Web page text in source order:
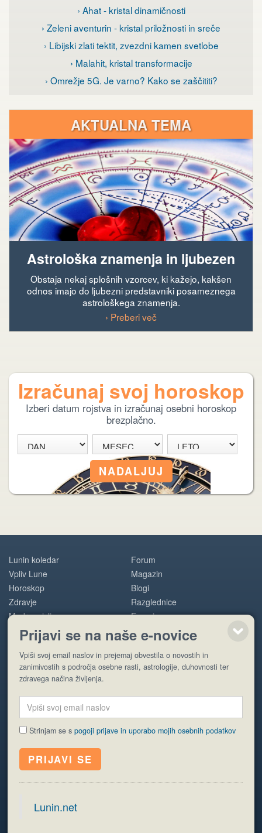
› Ahat - kristal dinamičnosti
› Zeleni aventurin - kristal priložnosti in sreče
› Libijski zlati tektit, zvezdni kamen svetlobe
› Malahit, kristal transformacije
› Omrežje 5G. Je varno? Kako se zaščititi?
AKTUALNA TEMA
Astrološka znamenja in ljubezen
Obstaja nekaj splošnih vzorcev, ki kažejo, kakšen
odnos imajo do ljubezni predstavniki posameznega
astrološkega znamenja.
› Preberi več
Izračunaj svoj horoskop
Izberi datum rojstva in izračunaj osebni horoskop
brezplačno.
Lunin koledar
Vpliv Lune
Horoskop
Zdravje
Modre misli
Forum
Magazin
Blogi
Razglednice
E-novice
POMOČ
Pogoji uporabe
ISSN 1581-2332
Prijavi se na naše e-novice
Vpiši svoj email naslov in prejemaj obvestila o novostih in
zanimivostih s področja osebne rasti, astrologije, duhovnosti ter
zdravega načina življenja.
Strinjam se spogoji prijave in uporabo mojih osebnih podatkov
Lunin.net